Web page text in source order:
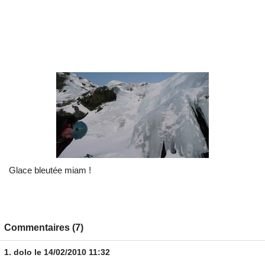
Glace bleutée miam !
Commentaires (7)
1. dolo le 14/02/2010 11:32